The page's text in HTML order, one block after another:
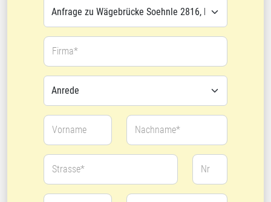
Firma*
Vorname Nachname*
Strasse* Nr